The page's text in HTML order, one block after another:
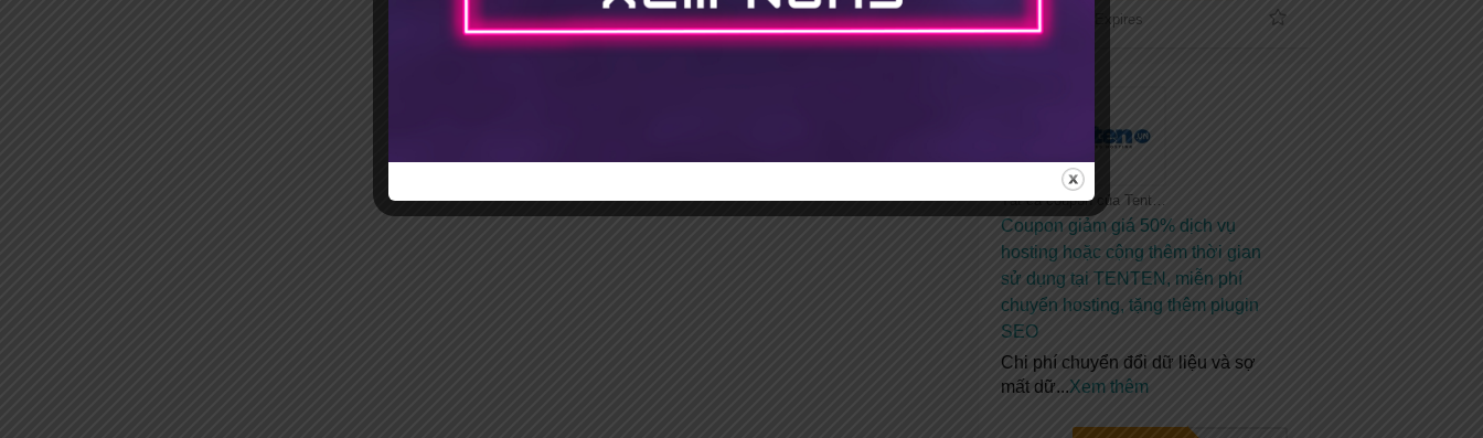
No Expires
Tất cả coupon của Tenten
Coupon giảm giá 50% dịch vụ
hosting hoặc cộng thêm thời gian
sử dụng tại TENTEN, miễn phí
chuyển hosting, tặng thêm plugin
SEO
Chi phí chuyển đổi dữ liệu và sợ
mất dữ...Xem thêm